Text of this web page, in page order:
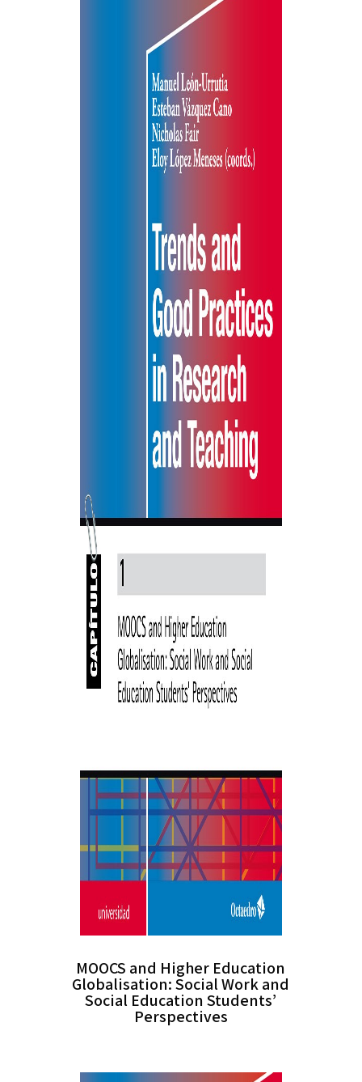
MOOCS and Higher Education
Globalisation: Social Work and
Social Education Students’
Perspectives